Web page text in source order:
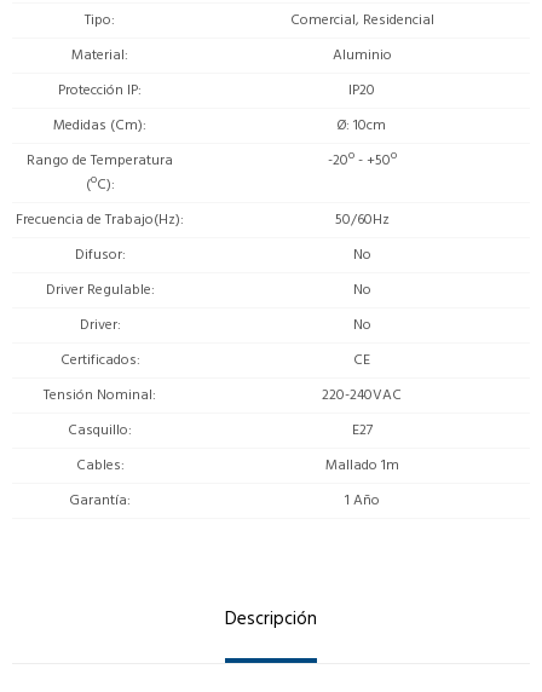
Tipo
Comercial, Residencial
Material
Aluminio
Protección IP
IP20
Medidas (Cm)
Ø: 10cm
Rango de Temperatura
(ºC)
-20º - +50º
Frecuencia de Trabajo(Hz)
50/60Hz
Difusor
No
Driver Regulable
No
Driver
No
Certificados
CE
Tensión Nominal
220-240VAC
Casquillo
E27
Cables
Mallado 1m
Garantía
1 Año
Descripción